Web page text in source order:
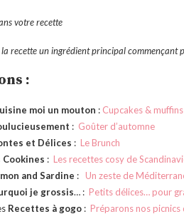
votre recette
recette un ingrédient principal commençant
:
moi un mouton : Cupcakes & muffins
: Goûter d’automne
et Délices : Le Brunch
Cookines : Les recettes cosy de
and Sardine :
Un zeste de
je grossis… : Petits délices… pour
Recettes à gogo : Préparons nos